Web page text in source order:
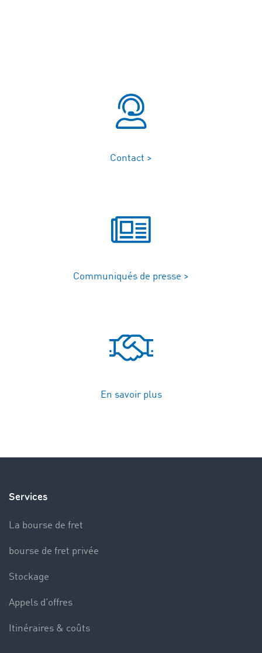
Contact >
Communiqués de presse >
En savoir plus
Services
La bourse de fret
bourse de fret privée
Stockage
Appels d’offres
Itinéraires & coûts